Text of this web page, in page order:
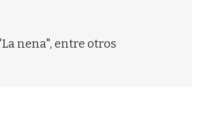
nena", entre otros